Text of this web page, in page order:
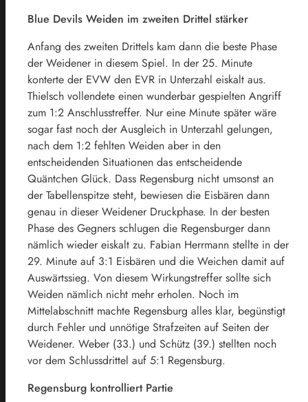
Blue Devils Weiden im zweiten Drittel stärker
Anfang des zweiten Drittels kam dann die beste Phase
der Weidener in diesem Spiel. In der 25. Minute
konterte der EVW den EVR in Unterzahl eiskalt aus.
Thielsch vollendete einen wunderbar gespielten Angriff
zum 1:2 Anschlusstreffer. Nur eine Minute später wäre
sogar fast noch der Ausgleich in Unterzahl gelungen,
nach dem 1:2 fehlten Weiden aber in den
entscheidenden Situationen das entscheidende
Quäntchen Glück. Dass Regensburg nicht umsonst an
der Tabellenspitze steht, bewiesen die Eisbären dann
genau in dieser Weidener Druckphase. In der besten
Phase des Gegners schlugen die Regensburger dann
nämlich wieder eiskalt zu. Fabian Herrmann stellte in der
29. Minute auf 3:1 Eisbären und die Weichen damit auf
Auswärtssieg. Von diesem Wirkungstreffer sollte sich
Weiden nämlich nicht mehr erholen. Noch im
Mittelabschnitt machte Regensburg alles klar, begünstigt
durch Fehler und unnötige Strafzeiten auf Seiten der
Weidener. Weber (33.) und Schütz (39.) stellten noch
vor dem Schlussdrittel auf 5:1 Regensburg.
Regensburg kontrolliert Partie